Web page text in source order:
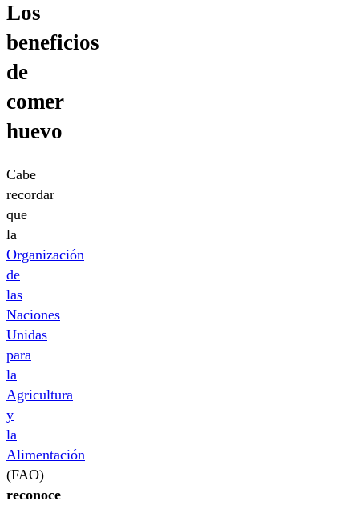
Los
beneficios
de
comer
huevo
Cabe
recordar
que
la
Organización
de
las
Naciones
Unidas
para
la
Agricultura
y
la
Alimentación
(FAO)
reconoce